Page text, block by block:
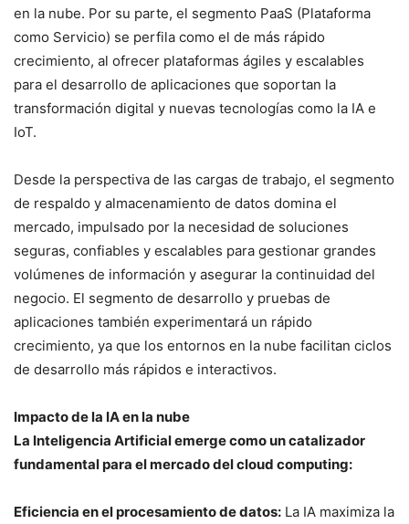
en la nube. Por su parte, el segmento PaaS (Plataforma
como Servicio) se perfila como el de más rápido
crecimiento, al ofrecer plataformas ágiles y escalables
para el desarrollo de aplicaciones que soportan la
transformación digital y nuevas tecnologías como la IA e
IoT.
Desde la perspectiva de las cargas de trabajo, el segmento
de respaldo y almacenamiento de datos domina el
mercado, impulsado por la necesidad de soluciones
seguras, confiables y escalables para gestionar grandes
volúmenes de información y asegurar la continuidad del
negocio. El segmento de desarrollo y pruebas de
aplicaciones también experimentará un rápido
crecimiento, ya que los entornos en la nube facilitan ciclos
de desarrollo más rápidos e interactivos.
Impacto de la IA en la nube
La Inteligencia Artificial emerge como un catalizador
fundamental para el mercado del cloud computing:
Eficiencia en el procesamiento de datos: La IA maximiza la